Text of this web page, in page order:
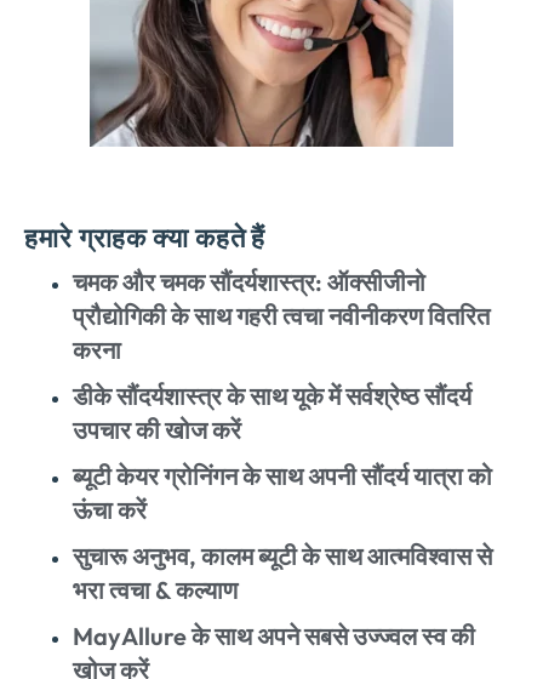
हमारे ग्राहक क्या कहते हैं
चमक और चमक सौंदर्यशास्त्र: ऑक्सीजीनो
प्रौद्योगिकी के साथ गहरी त्वचा नवीनीकरण वितरित
करना
डीके सौंदर्यशास्त्र के साथ यूके में सर्वश्रेष्ठ सौंदर्य
उपचार की खोज करें
ब्यूटी केयर ग्रोनिंगन के साथ अपनी सौंदर्य यात्रा को
ऊंचा करें
सुचारू अनुभव, कालम ब्यूटी के साथ आत्मविश्वास से
भरा त्वचा & कल्याण
MayAllure के साथ अपने सबसे उज्ज्वल स्व की
खोज करें